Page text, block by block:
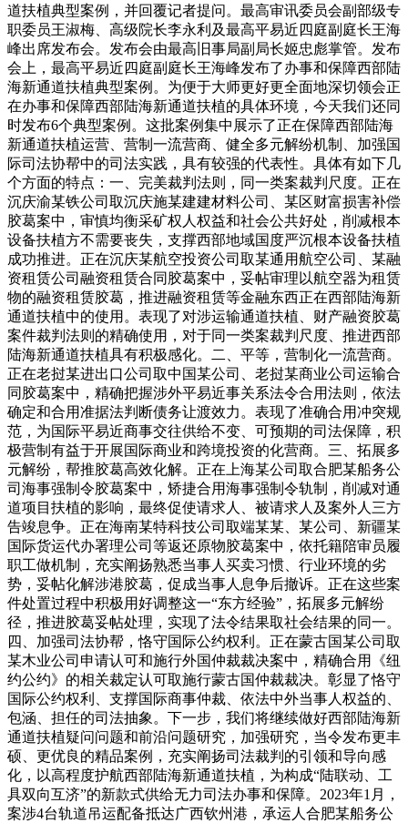
道扶植典型案例，并回覆记者提问。最高审讯委员会副部级专
职委员王淑梅、高级院长李永利及最高平易近四庭副庭长王海
峰出席发布会。发布会由最高旧事局副局长姬忠彪掌管。发布
会上，最高平易近四庭副庭长王海峰发布了办事和保障西部陆
海新通道扶植典型案例。为便于大师更好更全面地深切领会正
在办事和保障西部陆海新通道扶植的具体环境，今天我们还同
时发布6个典型案例。这批案例集中展示了正在保障西部陆海
新通道扶植运营、营制一流营商、健全多元解纷机制、加强国
际司法协帮中的司法实践，具有较强的代表性。具体有如下几
个方面的特点：一、完美裁判法则，同一类案裁判尺度。正在
沉庆渝某铁公司取沉庆施某建建材料公司、某区财富损害补偿
胶葛案中，审慎均衡采矿权人权益和社会公共好处，削减根本
设备扶植方不需要丧失，支撑西部地域国度严沉根本设备扶植
成功推进。正在沉庆某航空投资公司取某通用航空公司、某融
资租赁公司融资租赁合同胶葛案中，妥帖审理以航空器为租赁
物的融资租赁胶葛，推进融资租赁等金融东西正在西部陆海新
通道扶植中的使用。表现了对涉运输通道扶植、财产融资胶葛
案件裁判法则的精确使用，对于同一类案裁判尺度、推进西部
陆海新通道扶植具有积极感化。二、平等，营制化一流营商。
正在老挝某进出口公司取中国某公司、老挝某商业公司运输合
同胶葛案中，精确把握涉外平易近事关系法令合用法则，依法
确定和合用准据法判断债务让渡效力。表现了准确合用冲突规
范，为国际平易近商事交往供给不变、可预期的司法保障，积
极营制有益于开展国际商业和跨境投资的化营商。三、拓展多
元解纷，帮推胶葛高效化解。正在上海某公司取合肥某船务公
司海事强制令胶葛案中，矫捷合用海事强制令轨制，削减对通
道项目扶植的影响，最终促使请求人、被请求人及案外人三方
告竣息争。正在海南某特科技公司取端某某、某公司、新疆某
国际货运代办署理公司等返还原物胶葛案中，依托籍陪审员履
职工做机制，充实阐扬熟悉当事人买卖习惯、行业环境的劣
势，妥帖化解涉港胶葛，促成当事人息争后撤诉。正在这些案
件处置过程中积极用好调整这一“东方经验”，拓展多元解纷
径，推进胶葛妥帖处理，实现了法令结果取社会结果的同一。
四、加强司法协帮，恪守国际公约权利。正在蒙古国某公司取
某木业公司申请认可和施行外国仲裁裁决案中，精确合用《纽
约公约》的相关裁定认可取施行蒙古国仲裁裁决。彰显了恪守
国际公约权利、支撑国际商事仲裁、依法中外当事人权益的、
包涵、担任的司法抽象。下一步，我们将继续做好西部陆海新
通道扶植疑问问题和前沿问题研究，加强研究，当令发布更丰
硕、更优良的精品案例，充实阐扬司法裁判的引领和导向感
化，以高程度护航西部陆海新通道扶植，为构成“陆联动、工
具双向互济”的新款式供给无力司法办事和保障。2023年1月，
案涉4台轨道吊运配备抵达广西钦州港，承运人合肥某船务公